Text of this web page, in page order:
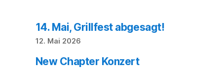
14. Mai, Grillfest abgesagt!
12. Mai 2026
New Chapter Konzert